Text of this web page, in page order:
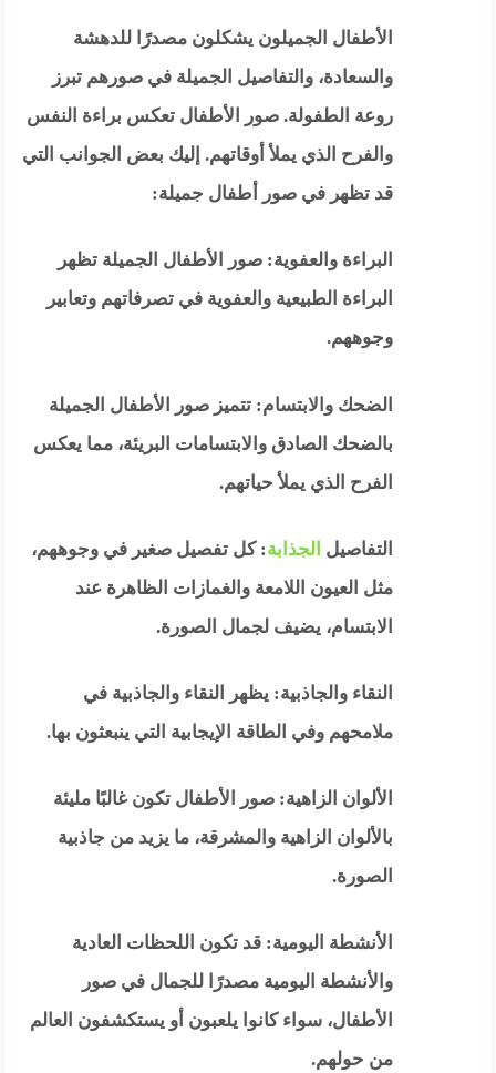
الأطفال الجميلون يشكلون مصدرًا للدهشة
والسعادة، والتفاصيل الجميلة في صورهم تبرز
روعة الطفولة. صور الأطفال تعكس براءة النفس
والفرح الذي يملأ أوقاتهم. إليك بعض الجوانب التي
قد تظهر في صور أطفال جميلة:
البراءة والعفوية: صور الأطفال الجميلة تظهر
البراءة الطبيعية والعفوية في تصرفاتهم وتعابير
وجوههم.
الضحك والابتسام: تتميز صور الأطفال الجميلة
بالضحك الصادق والابتسامات البريئة، مما يعكس
الفرح الذي يملأ حياتهم.
التفاصيل الجذابة: كل تفصيل صغير في وجوههم،
مثل العيون اللامعة والغمازات الظاهرة عند
الابتسام، يضيف لجمال الصورة.
النقاء والجاذبية: يظهر النقاء والجاذبية في
ملامحهم وفي الطاقة الإيجابية التي ينبعثون بها.
الألوان الزاهية: صور الأطفال تكون غالبًا مليئة
بالألوان الزاهية والمشرقة، ما يزيد من جاذبية
الصورة.
الأنشطة اليومية: قد تكون اللحظات العادية
والأنشطة اليومية مصدرًا للجمال في صور
الأطفال، سواء كانوا يلعبون أو يستكشفون العالم
من حولهم.